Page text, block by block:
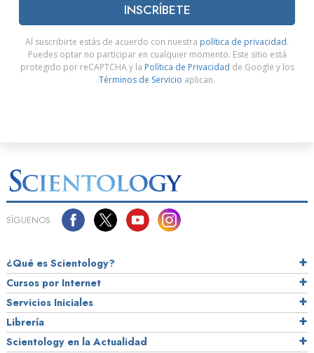
INSCRÍBETE
Al suscribirte estás de acuerdo con nuestra política de privacidad.
Puedes optar no participar en cualquier momento. Este sitio está
protegido por reCAPTCHA y la Política de Privacidad de Google y los
Términos de Servicio aplican.
SÍGUENOS
¿Qué es Scientology?
Cursos por Internet
Servicios Iniciales
Librería
Scientology en la Actualidad